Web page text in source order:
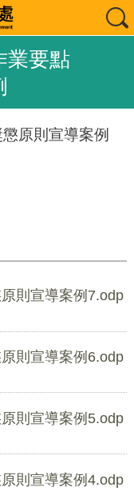
業要點
原則宣導案例
則宣導案例7.odp
則宣導案例6.odp
則宣導案例5.odp
則宣導案例4.odp